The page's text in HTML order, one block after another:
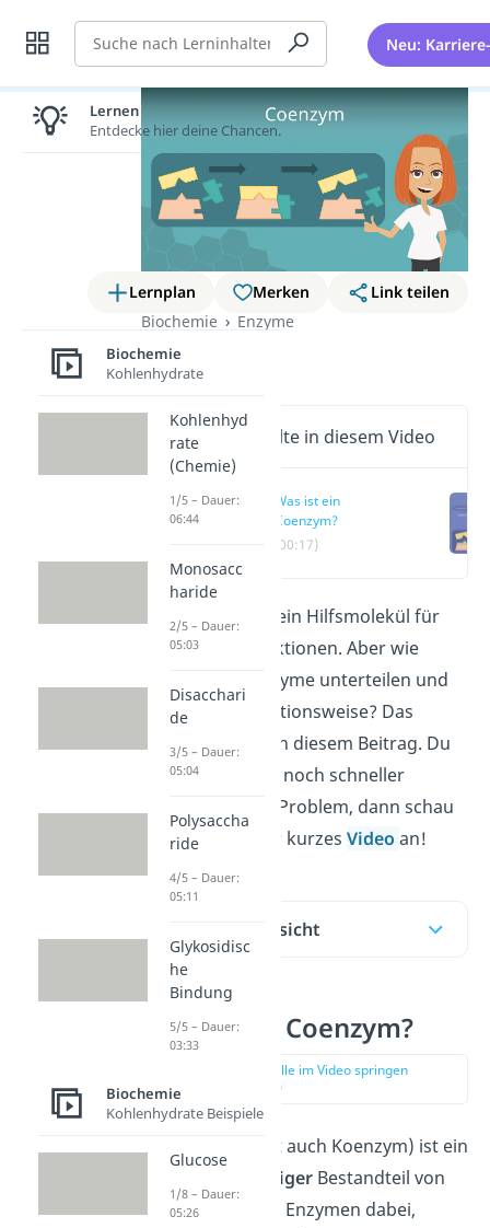
Suche Neu:
Lernplan Merken
Link teilen
Biochemie
Enzyme
Coenzym
Wichtige Inhalte in diesem Video
Was ist ein
Coenzym?
(00:17)
Coenzym
ist ein Hilfsmolekül für
katalytische Reaktionen. Aber wie
kannst du Coenzyme unterteilen und
was ist ihre Funktionsweise? Das
erklären wir dir in diesem Beitrag. Du
willst das Thema noch schneller
verstehen? Kein Problem, dann schau
dir einfach unser kurzes Video an!
Inhaltsübersicht
Was ist ein Coenzym?
zur Stelle im Video springen
(00:17)
Ein Coenzym (oft auch Koenzym) ist ein
nicht-proteinartigerBestandteil von
Enzymen. Es hilft Enzymen dabei,
Lernen lohnt sich!
Entdecke hier deine Chancen.
Biochemie
Kohlenhydrate
Kohlenhyd
rate
(Chemie)
1/5 – Dauer:
06:44
Monosacc
haride
2/5 – Dauer:
05:03
Disacchari
de
3/5 – Dauer:
05:04
Polysaccha
ride
4/5 – Dauer:
05:11
Glykosidisc
he
Bindung
5/5 – Dauer:
03:33
Biochemie
Kohlenhydrate Beispiele
Glucose
1/8 – Dauer:
05:26